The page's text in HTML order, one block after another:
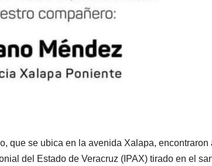
que se ubica en la avenida Xalapa, encontraron
del Estado de Veracruz (IPAX) tirado en el